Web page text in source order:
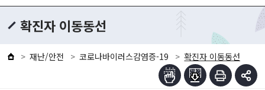
확진자 이동동선
재난/안전 코로나바이러스감염증-19 확진자 이동동선